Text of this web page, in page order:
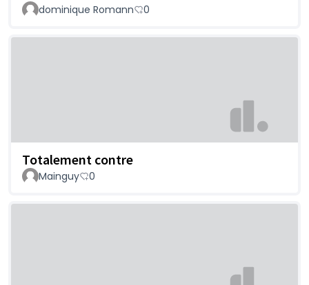
dominique Romann 0
Totalement contre
Mainguy 0